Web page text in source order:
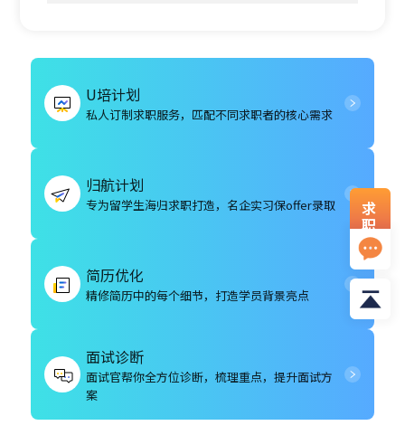
U培计划
私人订制求职服务，匹配不同求职者的核心需求
归航计划
专为留学生海归求职打造，名企实习保offer录取
简历优化
精修简历中的每个细节，打造学员背景亮点
面试诊断
面试官帮你全方位诊断，梳理重点，提升面试方
案
求
职
资
料